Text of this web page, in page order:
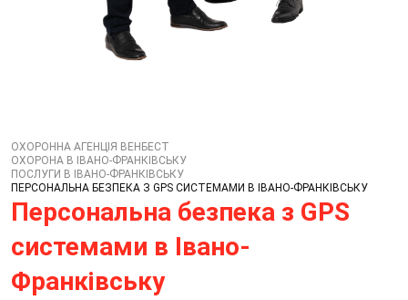
ОХОРОННА АГЕНЦІЯ ВЕНБЕСТ
ОХОРОНА В ІВАНО-ФРАНКІВСЬКУ
ПОСЛУГИ В ІВАНО-ФРАНКІВСЬКУ
ПЕРСОНАЛЬНА БЕЗПЕКА З GPS СИСТЕМАМИ В ІВАНО-ФРАНКІВСЬКУ
Персональна безпека з GPS
системами в Івано-
Франківську